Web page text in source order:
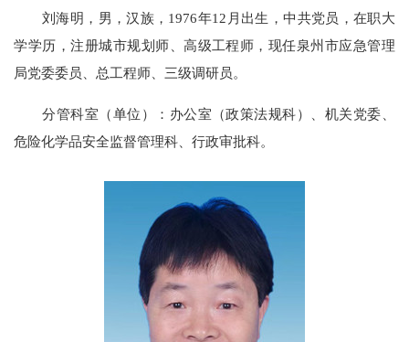
刘海明， 男，汉族， 1976年12 月出生，中共党员，在职大
学学历，注册城市规划师、高级工程师，现任泉州市应急管理
局党委委员、总工程师、三级调研员。
分管科室（单位）： 办公室（政策法规科）、机关党委、
危险化学品安全监督管理科、行政审批科。